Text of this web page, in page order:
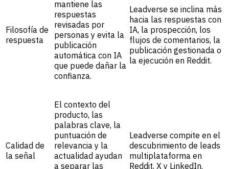
Filosofía de
respuesta
mantiene las
respuestas
revisadas por
personas y evita la
publicación
automática con IA
que puede dañar la
confianza.
Leadverse se inclina más
hacia las respuestas con
IA, la prospección, los
flujos de comentarios, la
publicación gestionada o
la ejecución en Reddit.
Calidad de
la señal
El contexto del
producto, las
palabras clave, la
puntuación de
relevancia y la
actualidad ayudan
a separar las
Leadverse compite en el
descubrimiento de leads
multiplataforma en
Reddit, X y LinkedIn.